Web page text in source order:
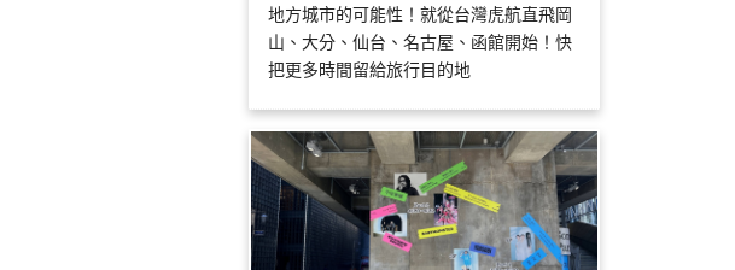
地方城市的可能性！就從台灣虎航直飛岡
山、大分、仙台、名古屋、函館開始！快
把更多時間留給旅行目的地